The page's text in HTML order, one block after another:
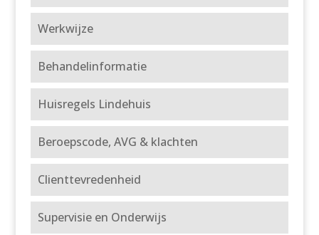
Werkwijze
Behandelinformatie
Huisregels Lindehuis
Beroepscode, AVG & klachten
Clienttevredenheid
Supervisie en Onderwijs